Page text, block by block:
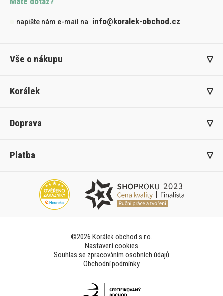
napište nám e-mail na info@koralek-obchod.cz
Vše o nákupu
Korálek
Doprava
Platba
©2026 Korálek obchod s.r.o.
Nastavení cookies
Souhlas se zpracováním osobních údajů
Obchodní podmínky